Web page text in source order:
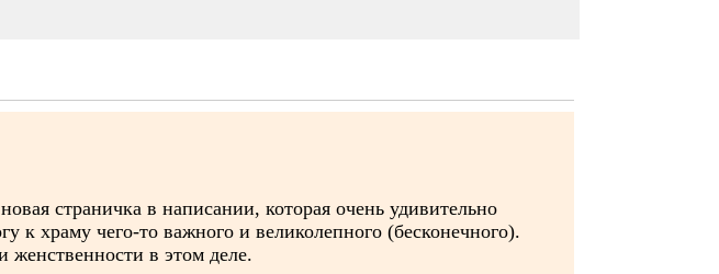
страничка в написании, которая очень удивительно
к храму чего-то важного и великолепного (бесконечного).
женственности в этом деле.